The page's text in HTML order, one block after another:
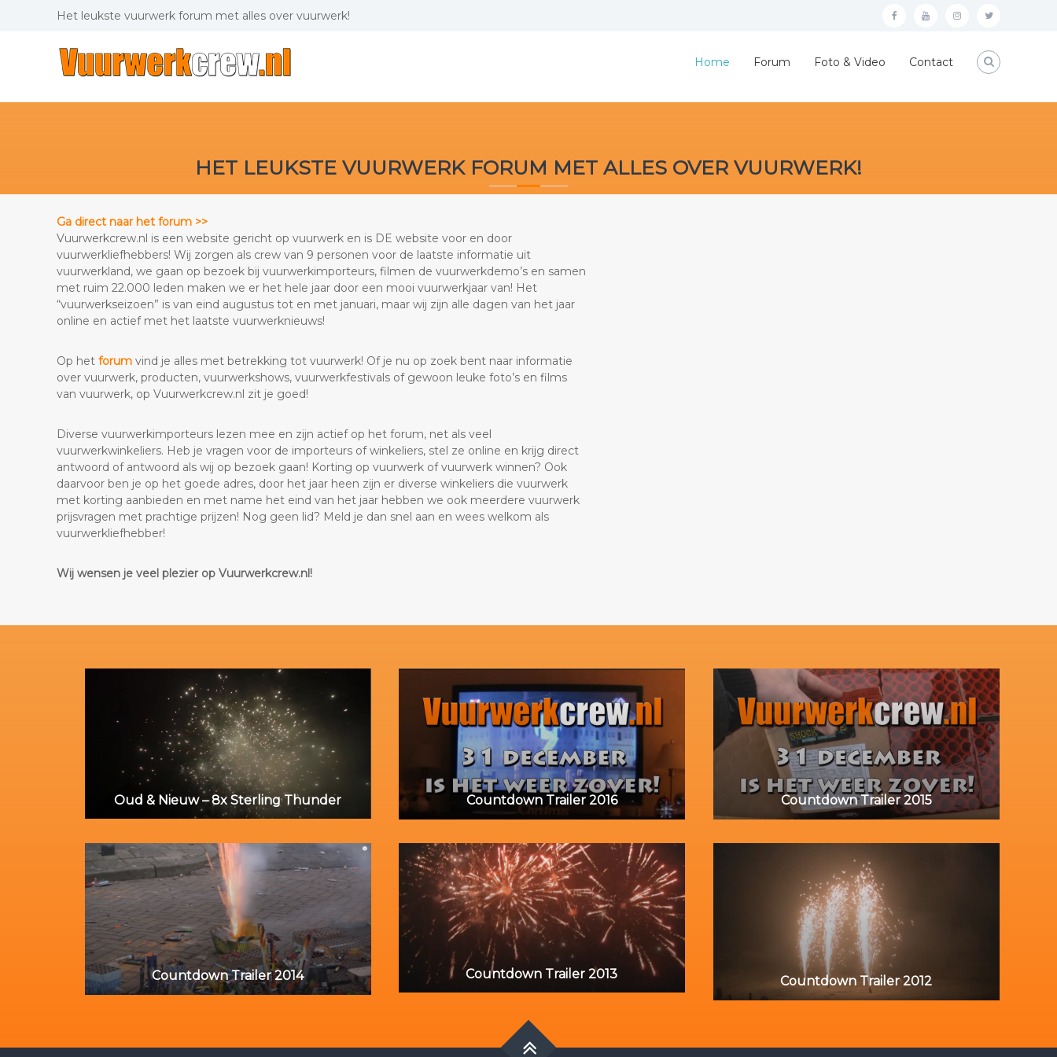
Het leukste vuurwerk forum met alles over vuurwerk! FacebookYouTubeInstagramTwitter
Vuurwerkcrew.nl
Het
vuurwerk
Home Forum Foto & Video Contact
HET LEUKSTE VUURWERK FORUM MET ALLES OVER VUURWERK!
Ga direct naar het forum >>
Vuurwerkcrew.nl is een website gericht op vuurwerk en is DE website voor en door
vuurwerkliefhebbers! Wij zorgen als crew van 9 personen voor de laatste informatie uit
vuurwerkland, we gaan op bezoek bij vuurwerkimporteurs, filmen de vuurwerkdemo’s en samen
met ruim 22.000 leden maken we er het hele jaar door een mooi vuurwerkjaar van! Het
“vuurwerkseizoen” is van eind augustus tot en met januari, maar wij zijn alle dagen van het jaar
online en actief met het laatste vuurwerknieuws!
Op het forum vind je alles met betrekking tot vuurwerk! Of je nu op zoek bent naar informatie
over vuurwerk, producten, vuurwerkshows, vuurwerkfestivals of gewoon leuke foto’s en films
van vuurwerk, op Vuurwerkcrew.nl zit je goed!
Diverse vuurwerkimporteurs lezen mee en zijn actief op het forum, net als veel
vuurwerkwinkeliers. Heb je vragen voor de importeurs of winkeliers, stel ze online en krijg direct
antwoord of antwoord als wij op bezoek gaan! Korting op vuurwerk of vuurwerk winnen? Ook
daarvoor ben je op het goede adres, door het jaar heen zijn er diverse winkeliers die vuurwerk
met korting aanbieden en met name het eind van het jaar hebben we ook meerdere vuurwerk
prijsvragen met prachtige prijzen! Nog geen lid? Meld je dan snel aan en wees welkom als
vuurwerkliefhebber!
Wij wensen je veel plezier op Vuurwerkcrew.nl!
Oud & Nieuw – 8x Sterling Thunder Countdown Trailer 2016 Countdown Trailer 2015
Countdown Trailer 2014 Countdown Trailer 2013 Countdown Trailer 2012